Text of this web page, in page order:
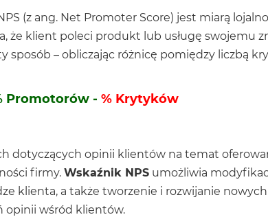
(z ang. Net Promoter Score) jest miarą
że klient poleci produkt lub usługę swojemu
sposób – obliczając różnicę pomiędzy liczbą
Promotorów - % Krytyków
dotyczących opinii klientów na temat
firmy. Wskaźnik NPS umożliwia
klienta, a także tworzenie i rozwijanie
opinii wśród klientów.